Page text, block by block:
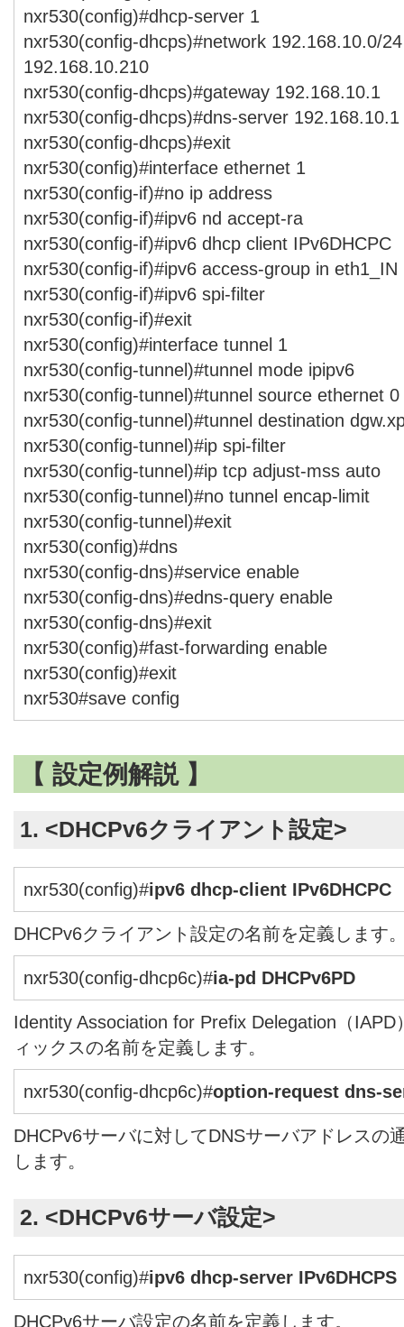
nxr530(config)#dhcp-server 1
nxr530(config-dhcps)#network 192.168.10.0/
192.168.10.210
nxr530(config-dhcps)#gateway 192.168.10.1
nxr530(config-dhcps)#dns-server 192.168.10.1
nxr530(config-dhcps)#exit
nxr530(config)#interface ethernet 1
nxr530(config-if)#no ip address
nxr530(config-if)#ipv6 nd accept-ra
nxr530(config-if)#ipv6 dhcp client IPv6DHCPC
nxr530(config-if)#ipv6 access-group in eth1_IN
nxr530(config-if)#ipv6 spi-filter
nxr530(config-if)#exit
nxr530(config)#interface tunnel 1
nxr530(config-tunnel)#tunnel mode ipipv6
nxr530(config-tunnel)#tunnel source ethernet 0
nxr530(config-tunnel)#tunnel destination
nxr530(config-tunnel)#ip spi-filter
nxr530(config-tunnel)#ip tcp adjust-mss auto
nxr530(config-tunnel)#no tunnel encap-limit
nxr530(config-tunnel)#exit
nxr530(config)#dns
nxr530(config-dns)#service enable
nxr530(config-dns)#edns-query enable
nxr530(config-dns)#exit
nxr530(config)#fast-forwarding enable
nxr530(config)#exit
nxr530#save config
【 設定例解説 】
1. <DHCPv6クライアント設定>
nxr530(config)#ipv6 dhcp-client IPv6DHCPC
DHCPv6クライアント設定の名前を定義します
nxr530(config-dhcp6c)#ia-pd DHCPv6PD
Identity Association for Prefix Delegation（
ィックスの名前を定義します。
nxr530(config-dhcp6c)#option-request dns-
DHCPv6サーバに対してDNSサーバアドレスの
します。
2. <DHCPv6サーバ設定>
nxr530(config)#ipv6 dhcp-server IPv6DHCPS
DHCPv6サーバ設定の名前を定義します。